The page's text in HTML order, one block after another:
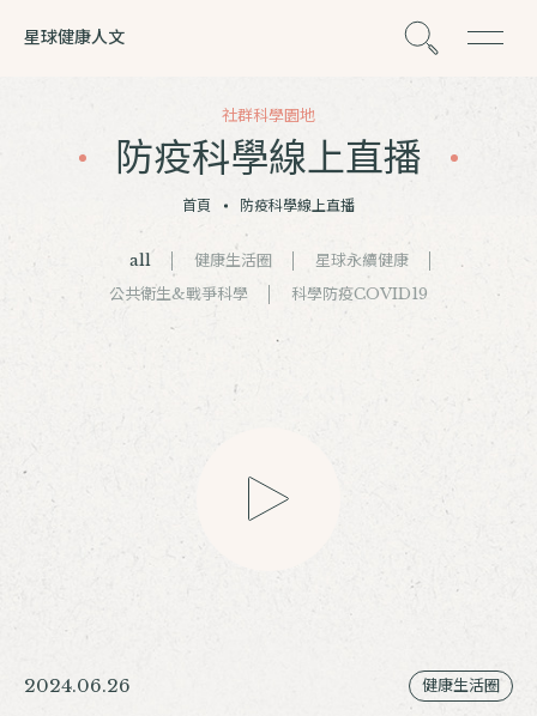
星球健康人文
社群科學園地
防疫科學線上直播
首頁 防疫科學線上直播
all 健康生活圈
星球永續健康
公共衛生&戰爭科學
科學防疫COVID19
2024.06.26 健康生活圈